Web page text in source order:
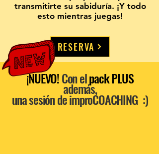
transmitirte su sabiduría. ¡Y todo
esto mientras juegas!
RESERVA
¡NUEVO!Con elpack PLUS
además,
una sesión de improCOACHING :)